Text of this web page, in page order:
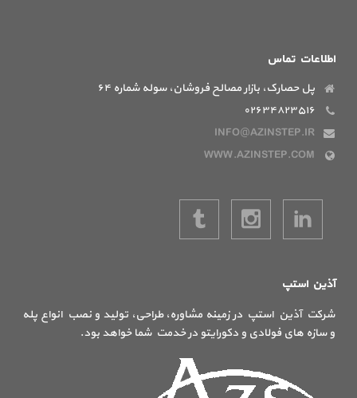
اطلاعات تماس
پل حصارک، بازار مصالح فروشان، سوله شماره ۶۴
۰۲۶۳۴۸۲۳۵۱۶
INFO@AZINSTEP.IR
WWW.AZINSTEP.COM
آذین استپ
شرکت آذین استپ در زمینه مشاوره، طراحی، تولید و نصب انواع پله
و سازه های فولادی و دکورایتو در خدمت شما خواهد بود.